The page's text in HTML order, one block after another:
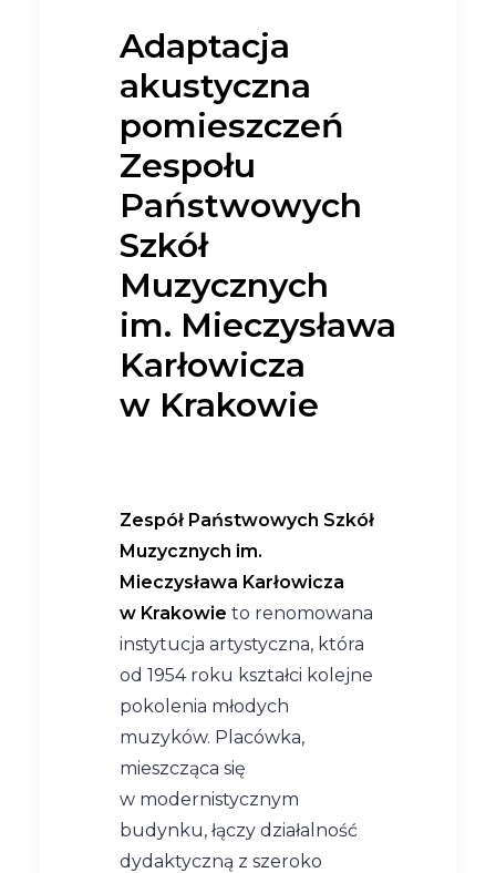
Adaptacja
akustyczna
pomieszczeń
Zespołu
Państwowych
Szkół
Muzycznych
im. Mieczysława
Karłowicza
w Krakowie
Zespół Państwowych Szkół
Muzycznych im.
Mieczysława Karłowicza
w Krakowie to renomowana
instytucja artystyczna, która
od 1954 roku kształci kolejne
pokolenia młodych
muzyków. Placówka,
mieszcząca się
w modernistycznym
budynku, łączy działalność
dydaktyczną z szeroko